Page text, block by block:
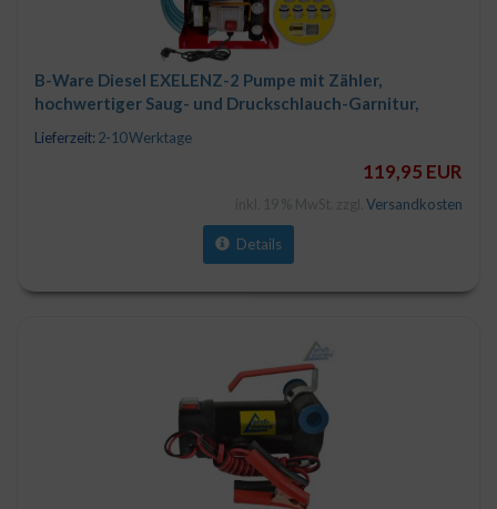
B-Ware Diesel EXELENZ-2 Pumpe mit Zähler,
hochwertiger Saug- und Druckschlauch-Garnitur,
Lieferzeit: 2-10 Werktage
119,95 EUR
Versandkosten
Details